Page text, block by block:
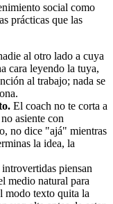
social como
prácticas que las
al otro lado a cuya
cara leyendo la tuya,
al trabajo; nada se
El coach no te corta a
asiente con
no dice "ajá" mientras
la idea, la
piensan
medio natural para
modo texto quita la